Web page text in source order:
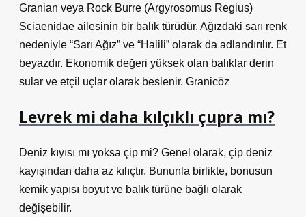
Granian veya Rock Burre (Argyrosomus Regius)
Sciaenidae ailesinin bir balık türüdür. Ağızdaki sarı renk
nedeniyle “Sarı Ağız” ve “Halili” olarak da adlandırılır. Et
beyazdır. Ekonomik değeri yüksek olan balıklar derin
sular ve etçil uçlar olarak beslenir. Granicöz
Levrek mi daha kılçıklı çupra mı?
Deniz kıyısı mı yoksa çip mi? Genel olarak, çip deniz
kayışından daha az kılıçtır. Bununla birlikte, bonusun
kemik yapısı boyut ve balık türüne bağlı olarak
değişebilir.